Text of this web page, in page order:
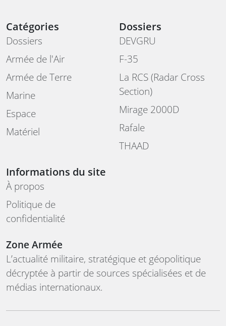
Catégories
Dossiers
Armée de l'Air
Armée de Terre
Marine
Espace
Matériel
Dossiers
DEVGRU
F-35
La RCS (Radar Cross
Section)
Mirage 2000D
Rafale
THAAD
Informations du site
À propos
Politique de
confidentialité
Zone Armée
L’actualité militaire, stratégique et géopolitique
décryptée à partir de sources spécialisées et de
médias internationaux.